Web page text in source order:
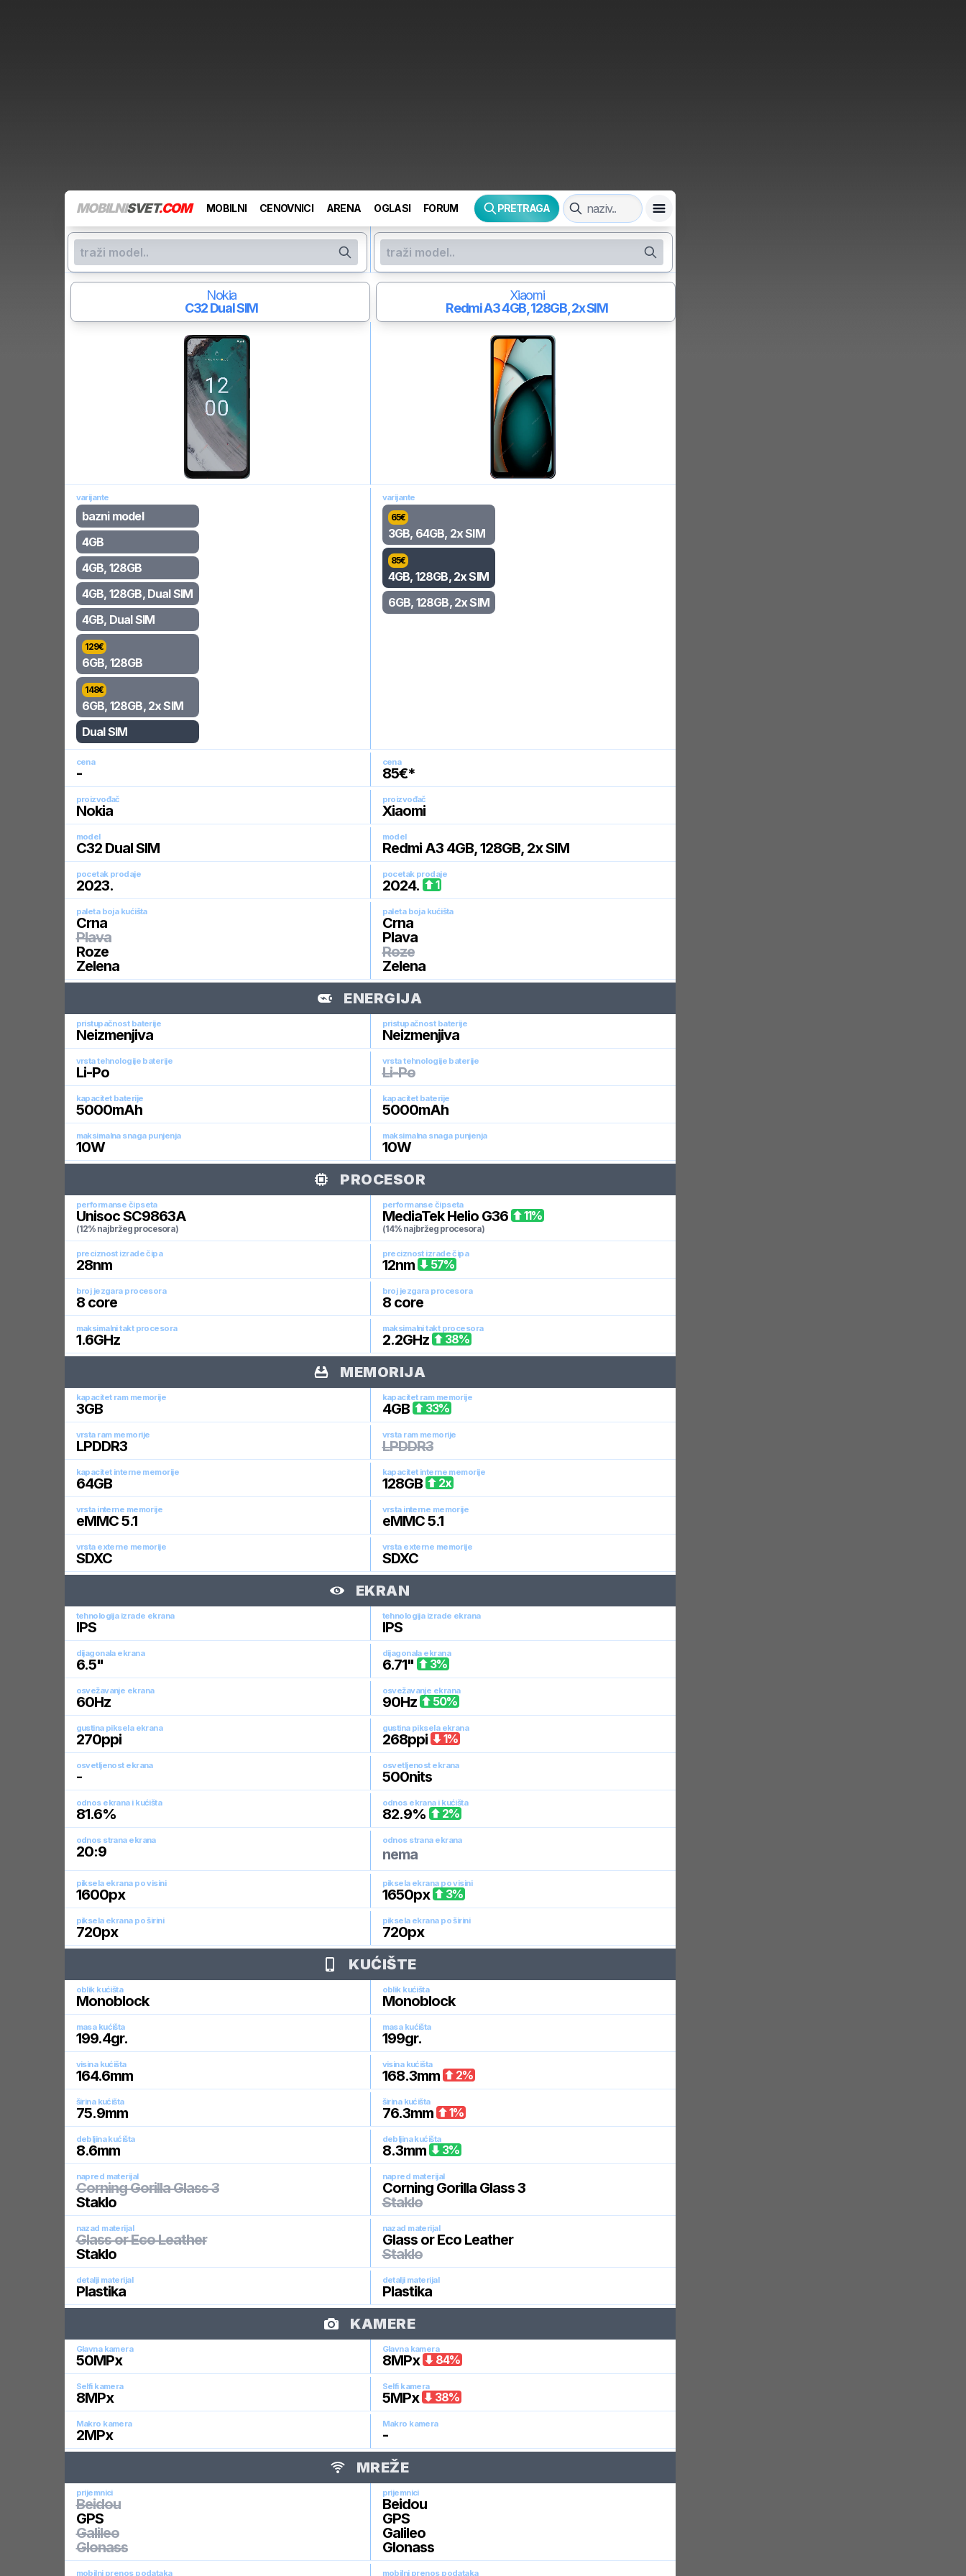
MOBILNISVET.COM MOBILNI CENOVNICI ARENA OGLASI FORUM PRETRAGA
Nokia
C32Dual SIM
Xiaomi
Redmi A34GB, 128GB, 2x SIM
varijante
bazni model
4GB
4GB, 128GB
4GB, 128GB, Dual SIM
4GB, Dual SIM
129€
6GB, 128GB
148€
6GB, 128GB, 2x SIM
Dual SIM
varijante
65€
3GB, 64GB, 2x SIM
85€
4GB, 128GB, 2x SIM
6GB, 128GB, 2x SIM
cena
-
cena
85€*
proizvođač
Nokia
proizvođač
Xiaomi
model
C32 Dual SIM
model
Redmi A3 4GB, 128GB, 2x SIM
pocetak prodaje
2023.
pocetak prodaje
2024. 1
paleta boja kućišta
Crna
Plava
Roze
Zelena
paleta boja kućišta
Crna
Plava
Roze
Zelena
ENERGIJA
pristupačnost baterije
Neizmenjiva
pristupačnost baterije
Neizmenjiva
vrsta tehnologije baterije
Li-Po
vrsta tehnologije baterije
Li-Po
kapacitet baterije
5000mAh
kapacitet baterije
5000mAh
maksimalna snaga punjenja
10W
maksimalna snaga punjenja
10W
PROCESOR
performanse čipseta
Unisoc SC9863A
(12% najbržeg procesora)
performanse čipseta
MediaTek Helio G36
(14% najbržeg procesora)
11%
preciznost izrade čipa
28nm
preciznost izrade čipa
12nm 57%
broj jezgara procesora
8core
broj jezgara procesora
8core
maksimalni takt procesora
1.6GHz
maksimalni takt procesora
2.2GHz 38%
MEMORIJA
kapacitet ram memorije
3GB
kapacitet ram memorije
4GB 33%
vrsta ram memorije
LPDDR3
vrsta ram memorije
LPDDR3
kapacitet interne memorije
64GB
kapacitet interne memorije
128GB 2x
vrsta interne memorije
eMMC 5.1
vrsta interne memorije
eMMC 5.1
vrsta externe memorije
SDXC
vrsta externe memorije
SDXC
EKRAN
tehnologija izrade ekrana
IPS
tehnologija izrade ekrana
IPS
dijagonala ekrana
6.5"
dijagonala ekrana
6.71" 3%
osvežavanje ekrana
60Hz
osvežavanje ekrana
90Hz 50%
gustina piksela ekrana
270ppi
gustina piksela ekrana
268ppi 1%
osvetljenost ekrana
-
osvetljenost ekrana
500nits
odnos ekrana i kućišta
81.6%
odnos ekrana i kućišta
82.9% 2%
odnos strana ekrana
20:9
odnos strana ekrana
nema
piksela ekrana po visini
1600px
piksela ekrana po visini
1650px 3%
piksela ekrana po širini
720px
piksela ekrana po širini
720px
KUĆIŠTE
oblik kućišta
Monoblock
oblik kućišta
Monoblock
masa kućišta
199.4gr.
masa kućišta
199gr.
visina kućišta
164.6mm
visina kućišta
168.3mm 2%
širina kućišta
75.9mm
širina kućišta
76.3mm 1%
debljina kućišta
8.6mm
debljina kućišta
8.3mm 3%
napred materijal
Corning Gorilla Glass 3
Staklo
napred materijal
Corning Gorilla Glass 3
Staklo
nazad materijal
Glass or Eco Leather
Staklo
nazad materijal
Glass or Eco Leather
Staklo
detalji materijal
Plastika
detalji materijal
Plastika
KAMERE
Glavna kamera
50MPx
Glavna kamera
8MPx 84%
Selfi kamera
8MPx
Selfi kamera
5MPx 38%
Makro kamera
2MPx
Makro kamera
-
MREŽE
prijemnici
Beidou
GPS
Galileo
Glonass
prijemnici
Beidou
GPS
Galileo
Glonass
mobilni prenos podataka mobilni prenos podataka